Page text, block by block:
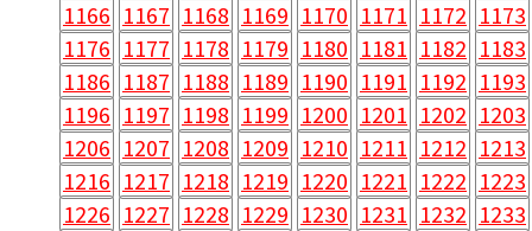
1166 1167 1168 1169 1170 1171 1172 1173
1176 1177 1178 1179 1180 1181 1182 1183
1186 1187 1188 1189 1190 1191 1192 1193
1196 1197 1198 1199 1200 1201 1202 1203
1206 1207 1208 1209 1210 1211 1212 1213
1216 1217 1218 1219 1220 1221 1222 1223
1226 1227 1228 1229 1230 1231 1232 1233